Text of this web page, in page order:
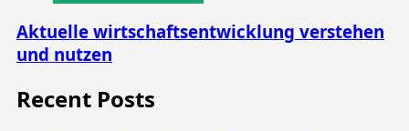
Aktuelle wirtschaftsentwicklung verstehen
und nutzen
Recent Posts